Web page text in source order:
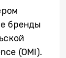
бренды
(OMI).